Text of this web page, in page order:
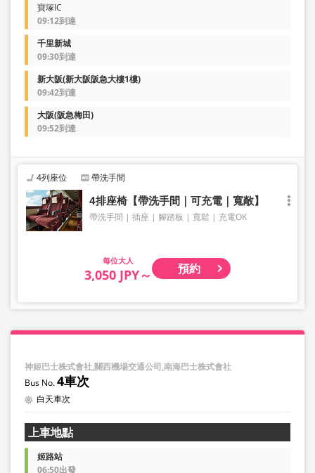
寶塚IC
09:12到達
千里新城
09:30到達
新大阪(新大阪阪急大樓1樓)
09:42到達
大阪(阪急梅田)
09:52到達
4列座位 帶洗手間
4排座椅【帶洗手間｜可充電｜寬敞】
帶洗手間 插座 腳踏板 寬鬆 充電OK
大人
3,050 JPY～ 預約
神姬巴士株式會社,關西機場交通公司,南海巴士株式會社
4車次
白天車次
上車地點
姬路站
06:50出發